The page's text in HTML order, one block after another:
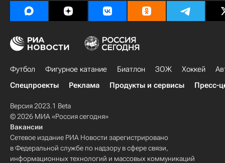
Футбол Фигурное катание Биатлон ЗОЖ Хоккей
Спецпроекты
Реклама Продукты и сервисы Пресс-
Версия 2023.1 Beta
© 2026 МИА «Россия сегодня»
Вакансии
Сетевое издание РИА Новости зарегистрировано
в Федеральной службе по надзору в сфере связи,
информационных технологий и массовых коммуникаций